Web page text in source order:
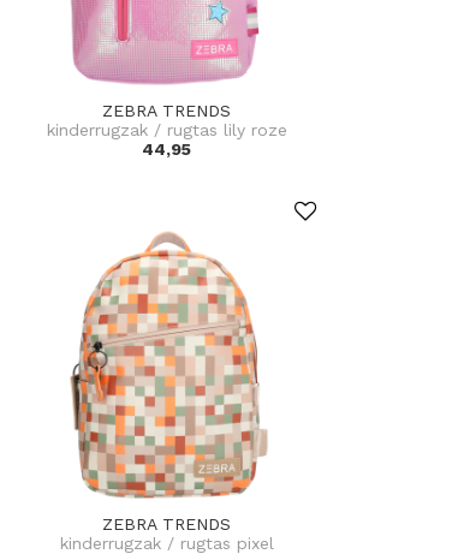
ZEBRA TRENDS
kinderrugzak / rugtas lily roze
44,95
ZEBRA TRENDS
kinderrugzak / rugtas pixel